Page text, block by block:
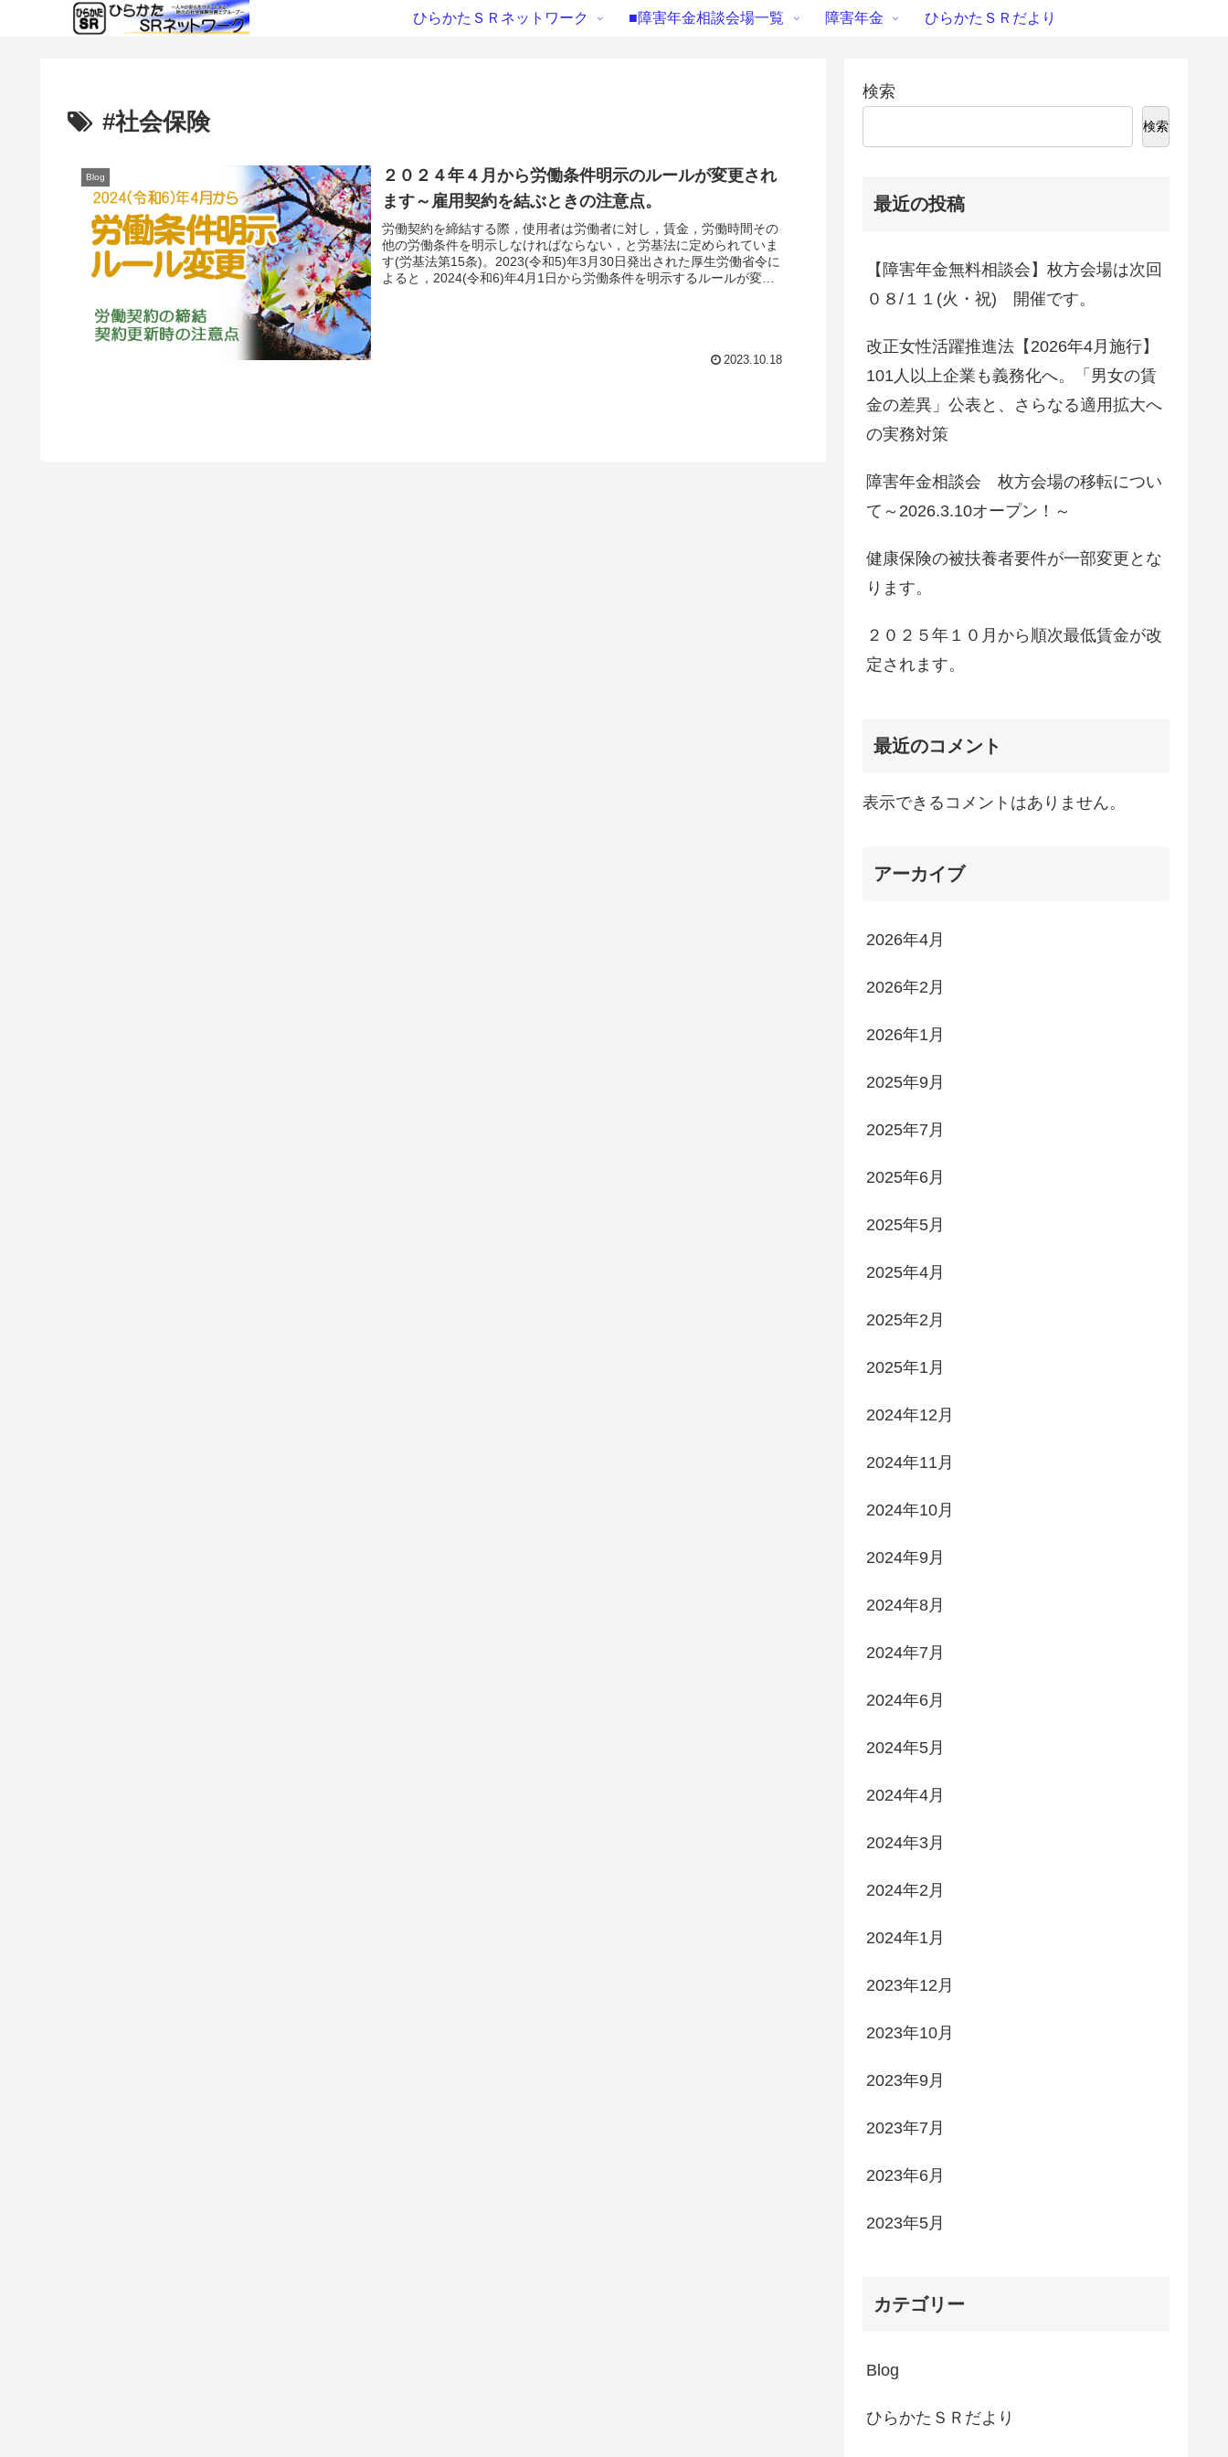
ひらかたＳＲネットワーク ■障害年金相談会場一覧 障害年金 ひらかたＳＲだより
#社会保険
Blog
２０２４年４月から労働条件明示のルールが変更され
ます～雇用契約を結ぶときの注意点。
労働契約を締結する際，使用者は労働者に対し，賃金，労働時間その
他の労働条件を明示しなければならない，と労基法に定められていま
す(労基法第15条)。2023(令和5)年3月30日発出された厚生労働省令に
よると，2024(令和6)年4月1日から労働条件を明示するルールが変更
2023.10.18
検索
検索
最近の投稿
【障害年金無料相談会】枚方会場は次回
０８/１１(火・祝) 開催です。
改正女性活躍推進法【2026年4月施行】
101人以上企業も義務化へ。「男女の賃
金の差異」公表と、さらなる適用拡大へ
の実務対策
障害年金相談会 枚方会場の移転につい
て～2026.3.10オープン！～
健康保険の被扶養者要件が一部変更とな
ります。
２０２５年１０月から順次最低賃金が改
定されます。
最近のコメント
表示できるコメントはありません。
アーカイブ
2026年4月
2026年2月
2026年1月
2025年9月
2025年7月
2025年6月
2025年5月
2025年4月
2025年2月
2025年1月
2024年12月
2024年11月
2024年10月
2024年9月
2024年8月
2024年7月
2024年6月
2024年5月
2024年4月
2024年3月
2024年2月
2024年1月
2023年12月
2023年10月
2023年9月
2023年7月
2023年6月
2023年5月
カテゴリー
Blog
ひらかたＳＲだより